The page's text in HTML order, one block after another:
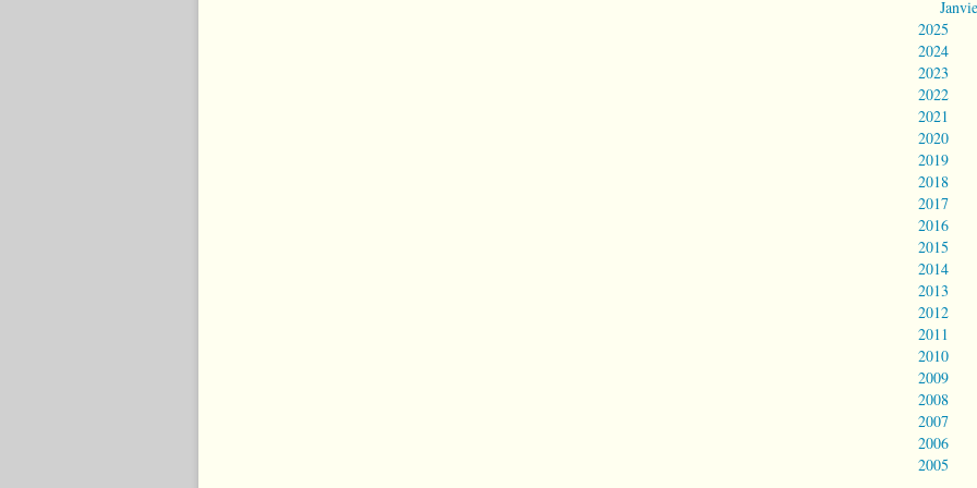
2025
2024
2023
2022
2021
2020
2019
2018
2017
2016
2015
2014
2013
2012
2011
2010
2009
2008
2007
2006
2005